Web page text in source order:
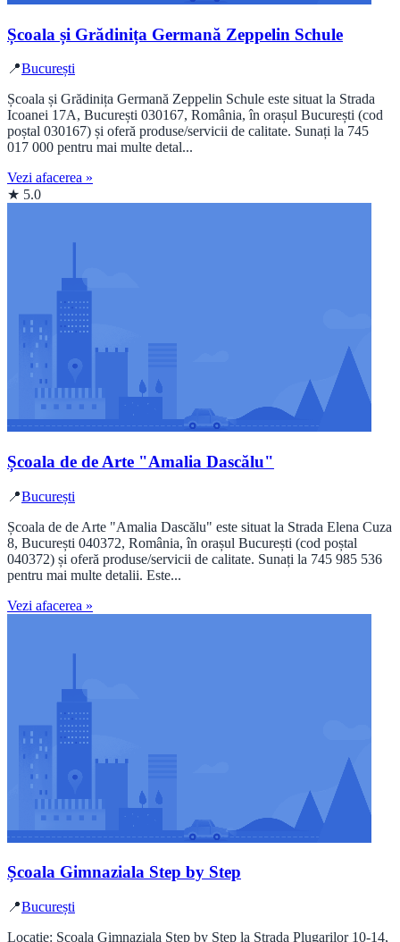
Școala și Grădinița Germană Zeppelin Schule
📍București
Școala și Grădinița Germană Zeppelin Schule este situat la Strada
Icoanei 17A, București 030167, România, în orașul București (cod
poștal 030167) și oferă produse/servicii de calitate. Sunați la 745
017 000 pentru mai multe detal...
Vezi afacerea »
★ 5.0
Școala de de Arte "Amalia Dascălu"
📍București
Școala de de Arte "Amalia Dascălu" este situat la Strada Elena Cuza
8, București 040372, România, în orașul București (cod poștal
040372) și oferă produse/servicii de calitate. Sunați la 745 985 536
pentru mai multe detalii. Este...
Vezi afacerea »
Școala Gimnaziala Step by Step
📍București
Locație: Școala Gimnaziala Step by Step la Strada Plugarilor 10-14,